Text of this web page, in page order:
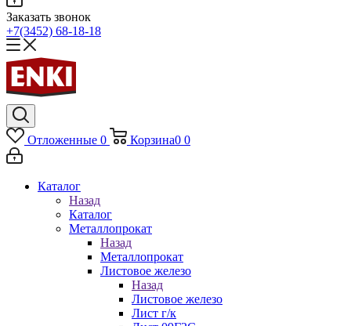
Заказать звонок
+7(3452) 68-18-18
Отложенные 0 Корзина0 0
Каталог
Назад
Каталог
Металлопрокат
Назад
Металлопрокат
Листовое железо
Назад
Листовое железо
Лист г/к